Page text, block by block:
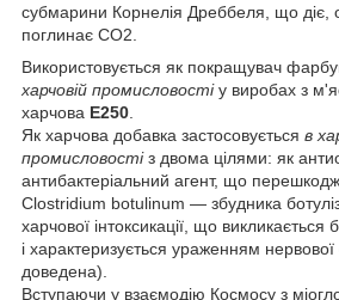
субмарини Корнелія Дреббеля, що діє,
поглинає CO2.
Використовується як покращувач
харчовій промисловостіу виробах з
харчова E250
Як харчова добавка застосовується в
промисловостіз двома цілями: як
антибактеріальний агент, що
Clostridium botulinum — збудника
харчової інтоксикації, що викликається
і характеризується ураженням
доведена).
Вступаючи у взаємодію Космосу з